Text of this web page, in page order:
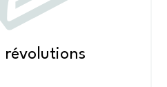
révolutions